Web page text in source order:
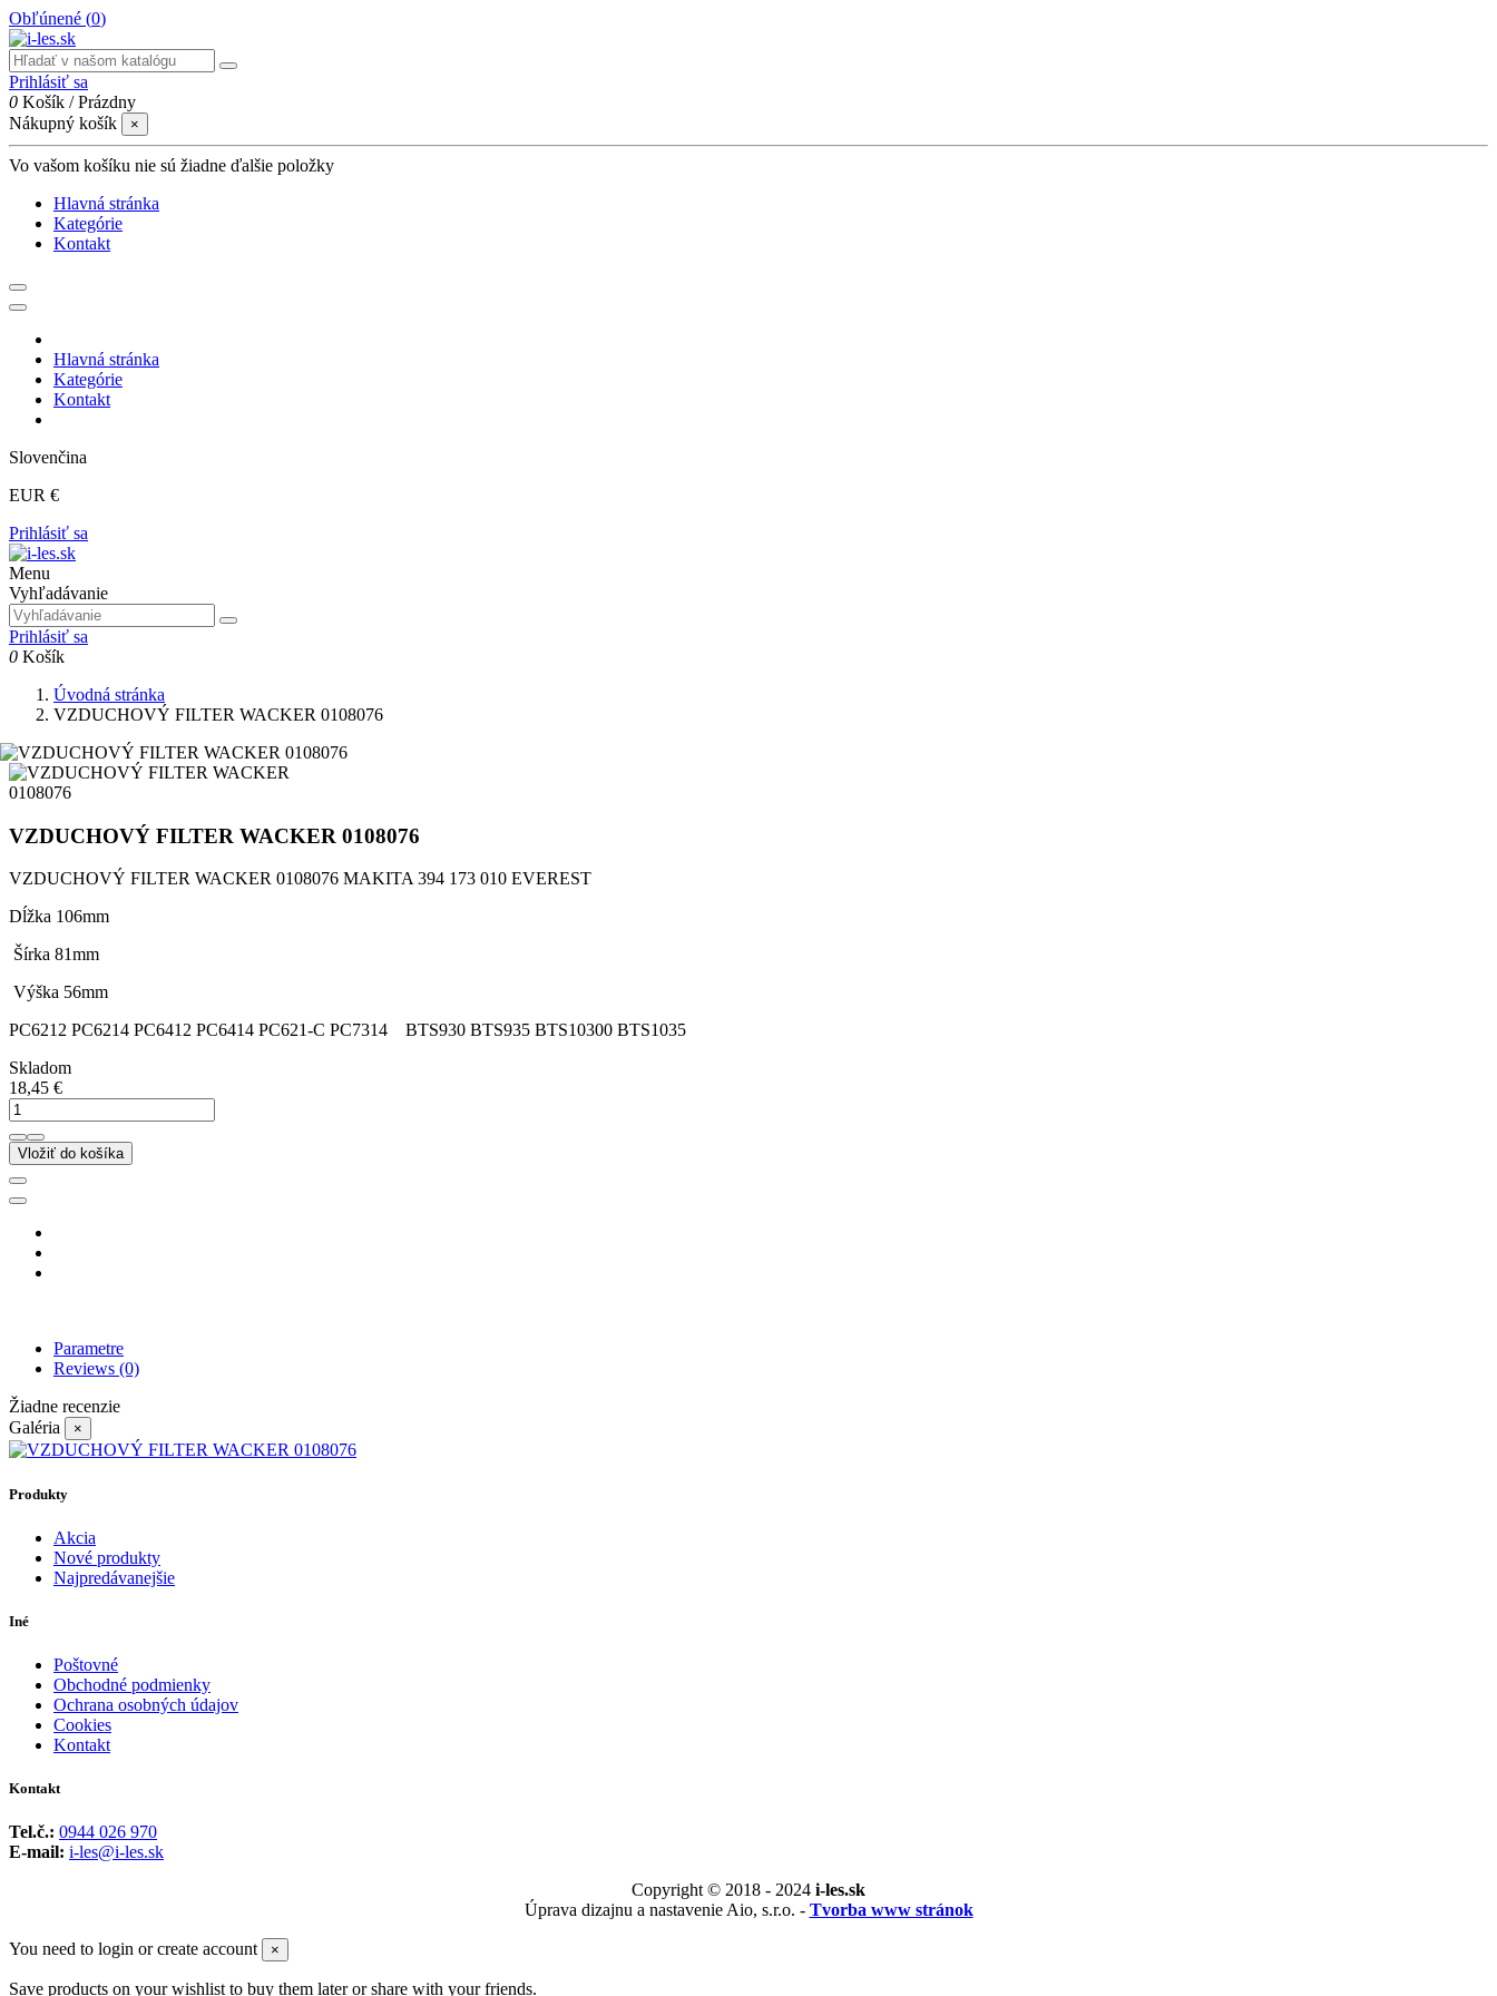
Obľúnené (0)
Prihlásiť sa
0 Košík /Prázdny
Nákupný košík
×
Vo vašom košíku nie sú žiadne ďalšie položky
Hlavná stránka
Kategórie
Kontakt
Hlavná stránka
Kategórie
Kontakt
Slovenčina
EUR €
Prihlásiť sa
Menu
Vyhľadávanie
Prihlásiť sa
0 Košík
Úvodná stránka
VZDUCHOVÝ FILTER WACKER 0108076
VZDUCHOVÝ FILTER WACKER 0108076
VZDUCHOVÝ FILTER WACKER 0108076 MAKITA 394 173 010 EVEREST
Dĺžka 106mm
Šírka 81mm
Výška 56mm
PC6212 PC6214 PC6412 PC6414 PC621-C PC7314 BTS930 BTS935 BTS10300 BTS1035
Skladom
18,45 €
Vložiť do košíka
Parametre
Reviews (0)
Žiadne recenzie
Galéria
×
Produkty
Akcia
Nové produkty
Najpredávanejšie
Iné
Poštovné
Obchodné podmienky
Ochrana osobných údajov
Cookies
Kontakt
Kontakt
Tel.č.: 0944 026 970
E-mail: i-les@i-les.sk
Copyright © 2018 - 2024 i-les.sk
Úprava dizajnu a nastavenie Aio, s.r.o. - Tvorba www stránok
You need to login or create account ×
Save products on your wishlist to buy them later or share with your friends.